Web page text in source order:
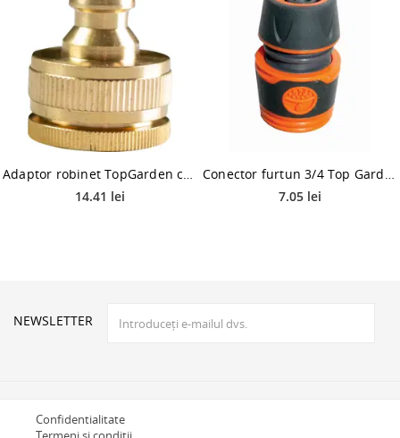
Adaptor robinet TopGarden cu filet interior din alama, dimensiune 3/4-1
14.41 lei
Conector furtun 3/4 Top Garden, plastic tip ABS
7.05 lei
NEWSLETTER
Confidentialitate